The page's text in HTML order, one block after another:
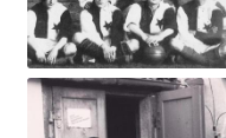
Obrázek